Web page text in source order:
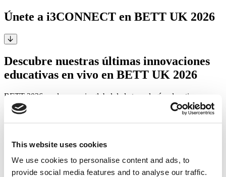
This website uses cookies
We use cookies to personalise content and ads, to
provide social media features and to analyse our traffic.
Únete a i3CONNECT en BETT UK 2026
Descubre nuestras últimas innovaciones
educativas en vivo en BETT UK 2026
BETT 2026 es el escenario global de la tecnología educativa y
estamos muy ilusionados de formar parte de él. Del 21 al 23 de
enero de 2026 estaremos en ExCeL London, listos para mostrarte
📅 21 – 23 de enero de 2026
📍 ExCeL London
🪩 Stand: North NF62G